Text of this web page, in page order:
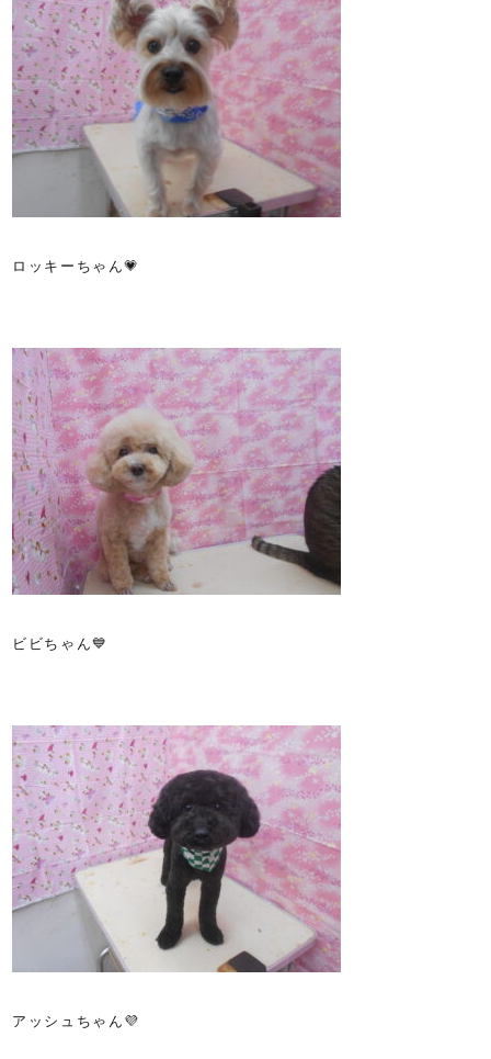
ロッキーちゃん💗
ビビちゃん💙
アッシュちゃん💜